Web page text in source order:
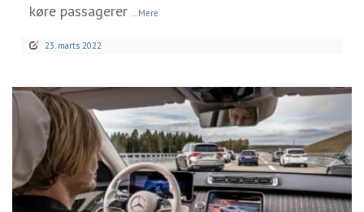
køre passagerer
...Mere
23. marts 2022